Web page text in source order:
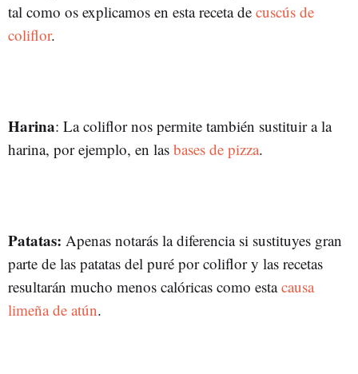
tal como os explicamos en esta receta de cuscús de
coliflor.
Harina: La coliflor nos permite también sustituir a la
harina, por ejemplo, en las bases de pizza.
Patatas: Apenas notarás la diferencia si sustituyes gran
parte de las patatas del puré por coliflor y las recetas
resultarán mucho menos calóricas como estacausa
limeña de atún.